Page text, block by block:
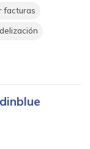
facturas